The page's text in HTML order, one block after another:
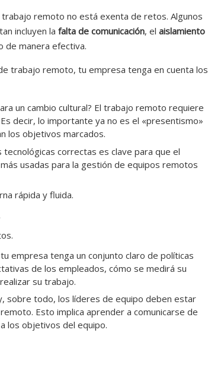
remoto no está exenta de retos. Algunos
incluyen la falta de comunicación, el aislamiento
de manera efectiva.
trabajo remoto, tu empresa tenga en cuenta los
un cambio cultural? El trabajo remoto requiere
decir, lo importante ya no es el «presentismo»
los objetivos marcados.
tecnológicas correctas es clave para que el
usadas para la gestión de equipos remotos
rápida y fluida.
empresa tenga un conjunto claro de políticas
de los empleados, cómo se medirá su
su trabajo.
sobre todo, los líderes de equipo deben estar
Esto implica aprender a comunicarse de
los objetivos del equipo.